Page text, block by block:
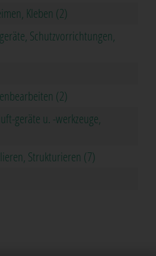
Kleben (2)
Schutzvorrichtungen,
(2)
geräte u. -werkzeuge,
Strukturieren (7)